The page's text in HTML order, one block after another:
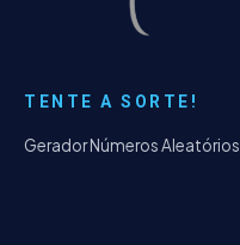
TENTE A SORTE!
Gerador Números Aleatórios